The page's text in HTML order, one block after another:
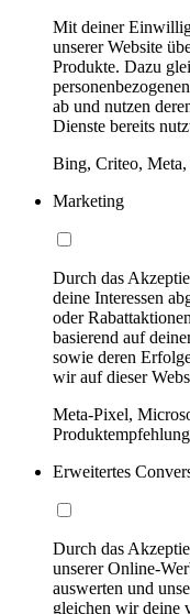
Mit deiner
unserer Website
Produkte. Dazu
ab und nutzen
Dienste bereits
Bing, Criteo,
Marketing
Durch das
deine Interessen
oder
basierend auf
sowie deren
wir auf dieser
Meta-Pixel,
Erweitertes
Durch das
unserer Online-
auswerten und
gleichen wir deine